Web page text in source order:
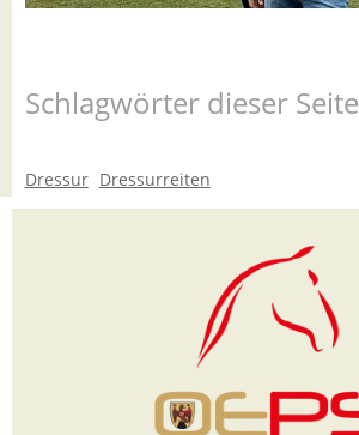
Schlagwörter dieser Seite
Dressur Dressurreiten